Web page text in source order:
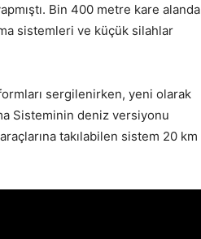
Bin 400 metre kare alanda
sistemleri ve küçük silahlar
sergilenirken, yeni olarak
Sisteminin deniz versiyonu
takılabilen sistem 20 km